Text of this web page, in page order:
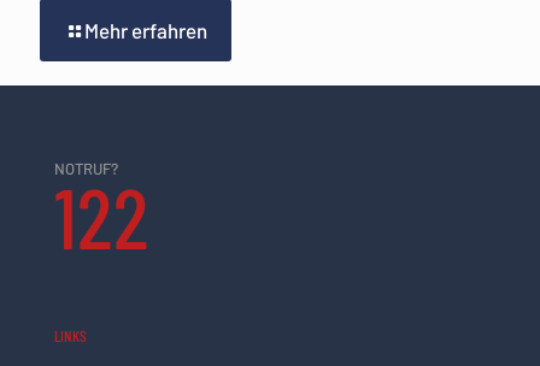
Mehr erfahren
NOTRUF?
122
LINKS